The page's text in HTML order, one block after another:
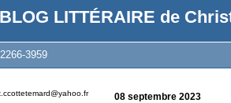
LITTÉRAIRE de
3959
08 septembre 2023